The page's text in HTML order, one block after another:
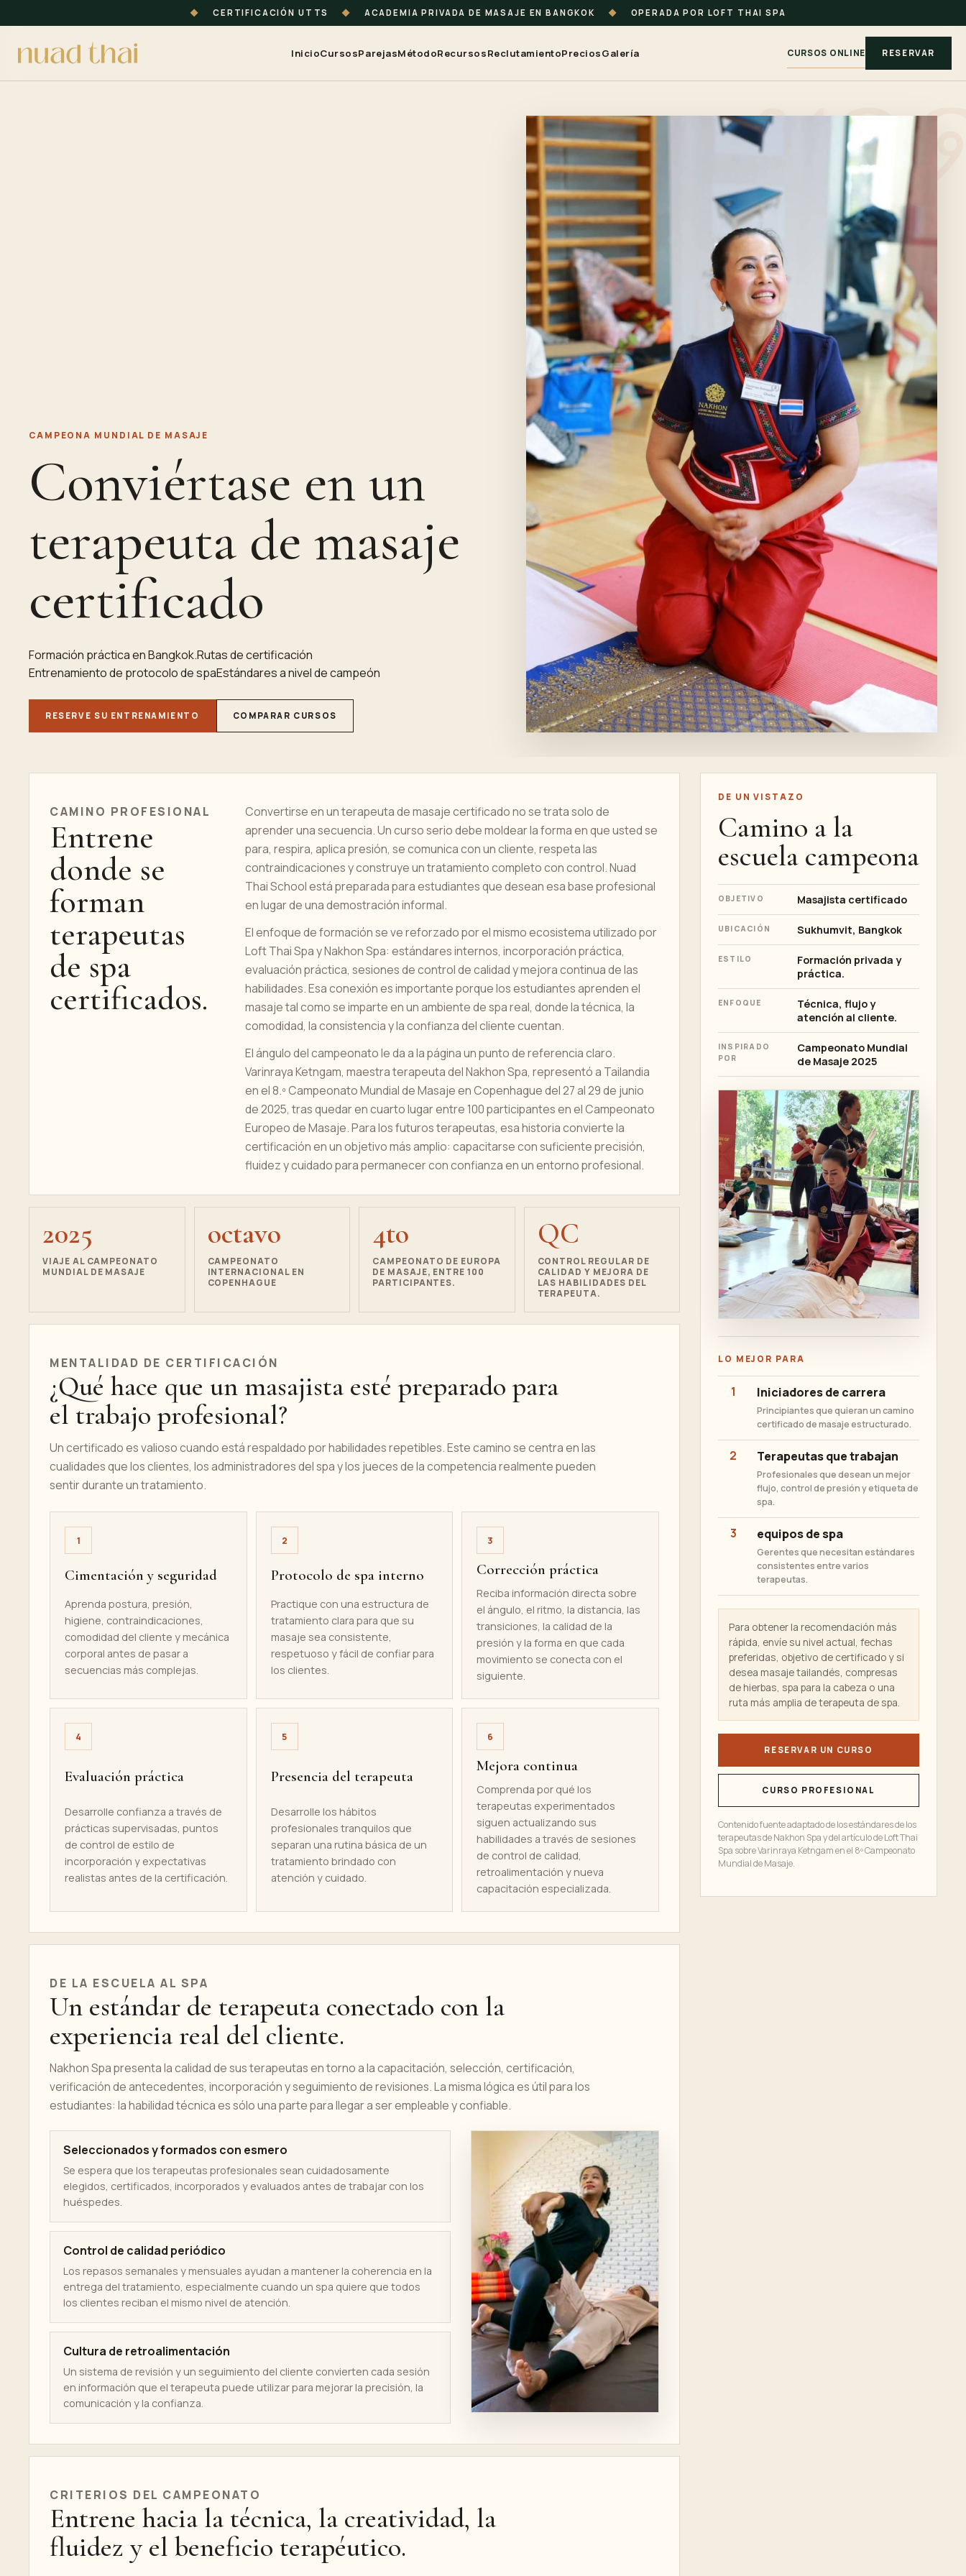
◆ CERTIFICACIÓN UTTS ◆ ACADEMIA PRIVADA DE MASAJE EN BANGKOK ◆ OPERADA POR LOFT THAI SPA
InicioCursosParejasMétodoRecursosReclutamientoPreciosGalería CURSOS ONLINE RESERVAR
CAMPEONA MUNDIAL DE MASAJE
Conviértase en un
terapeuta de masaje
certificado
Formación práctica en Bangkok.Rutas de certificación
Entrenamiento de protocolo de spaEstándares a nivel de campeón
RESERVE SU ENTRENAMIENTO COMPARAR CURSOS
CAMINO PROFESIONAL
Entrene
donde se
forman
terapeutas
de spa
certificados.
Convertirse en un terapeuta de masaje certificado no se trata solo de
aprender una secuencia. Un curso serio debe moldear la forma en que usted se
para, respira, aplica presión, se comunica con un cliente, respeta las
contraindicaciones y construye un tratamiento completo con control. Nuad
Thai School está preparada para estudiantes que desean esa base profesional
en lugar de una demostración informal.
El enfoque de formación se ve reforzado por el mismo ecosistema utilizado por
Loft Thai Spa y Nakhon Spa: estándares internos, incorporación práctica,
evaluación práctica, sesiones de control de calidad y mejora continua de las
habilidades. Esa conexión es importante porque los estudiantes aprenden el
masaje tal como se imparte en un ambiente de spa real, donde la técnica, la
comodidad, la consistencia y la confianza del cliente cuentan.
El ángulo del campeonato le da a la página un punto de referencia claro.
Varinraya Ketngam, maestra terapeuta del Nakhon Spa, representó a Tailandia
en el 8.º Campeonato Mundial de Masaje en Copenhague del 27 al 29 de junio
de 2025, tras quedar en cuarto lugar entre 100 participantes en el Campeonato
Europeo de Masaje. Para los futuros terapeutas, esa historia convierte la
certificación en un objetivo más amplio: capacitarse con suficiente precisión,
fluidez y cuidado para permanecer con confianza en un entorno profesional.
2025
VIAJE AL CAMPEONATO
MUNDIAL DE MASAJE
octavo
CAMPEONATO
INTERNACIONAL EN
COPENHAGUE
4to
CAMPEONATO DE EUROPA
DE MASAJE, ENTRE 100
PARTICIPANTES.
QC
CONTROL REGULAR DE
CALIDAD Y MEJORA DE
LAS HABILIDADES DEL
TERAPEUTA.
MENTALIDAD DE CERTIFICACIÓN
¿Qué hace que un masajista esté preparado para
el trabajo profesional?
Un certificado es valioso cuando está respaldado por habilidades repetibles. Este camino se centra en las
cualidades que los clientes, los administradores del spa y los jueces de la competencia realmente pueden
sentir durante un tratamiento.
1
Cimentación y seguridad
Aprenda postura, presión,
higiene, contraindicaciones,
comodidad del cliente y mecánica
corporal antes de pasar a
secuencias más complejas.
2
Protocolo de spa interno
Practique con una estructura de
tratamiento clara para que su
masaje sea consistente,
respetuoso y fácil de confiar para
los clientes.
3
Corrección práctica
Reciba información directa sobre
el ángulo, el ritmo, la distancia, las
transiciones, la calidad de la
presión y la forma en que cada
movimiento se conecta con el
siguiente.
4
Evaluación práctica
Desarrolle confianza a través de
prácticas supervisadas, puntos
de control de estilo de
incorporación y expectativas
realistas antes de la certificación.
5
Presencia del terapeuta
Desarrolle los hábitos
profesionales tranquilos que
separan una rutina básica de un
tratamiento brindado con
atención y cuidado.
6
Mejora continua
Comprenda por qué los
terapeutas experimentados
siguen actualizando sus
habilidades a través de sesiones
de control de calidad,
retroalimentación y nueva
capacitación especializada.
DE LA ESCUELA AL SPA
Un estándar de terapeuta conectado con la
experiencia real del cliente.
Nakhon Spa presenta la calidad de sus terapeutas en torno a la capacitación, selección, certificación,
verificación de antecedentes, incorporación y seguimiento de revisiones. La misma lógica es útil para los
estudiantes: la habilidad técnica es sólo una parte para llegar a ser empleable y confiable.
Seleccionados y formados con esmero
Se espera que los terapeutas profesionales sean cuidadosamente
elegidos, certificados, incorporados y evaluados antes de trabajar con los
huéspedes.
Control de calidad periódico
Los repasos semanales y mensuales ayudan a mantener la coherencia en la
entrega del tratamiento, especialmente cuando un spa quiere que todos
los clientes reciban el mismo nivel de atención.
Cultura de retroalimentación
Un sistema de revisión y un seguimiento del cliente convierten cada sesión
en información que el terapeuta puede utilizar para mejorar la precisión, la
comunicación y la confianza.
CRITERIOS DEL CAMPEONATO
Entrene hacia la técnica, la creatividad, la
fluidez y el beneficio terapéutico.
DE UN VISTAZO
Camino a la
escuela campeona
OBJETIVO Masajista certificado
UBICACIÓN Sukhumvit, Bangkok
ESTILO
Formación privada y
práctica.
ENFOQUE
Técnica, flujo y
atención al cliente.
INSPIRADO
POR
Campeonato Mundial
de Masaje 2025
LO MEJOR PARA
1 Iniciadores de carrera
Principiantes que quieran un camino
certificado de masaje estructurado.
2 Terapeutas que trabajan
Profesionales que desean un mejor
flujo, control de presión y etiqueta de
spa.
3 equipos de spa
Gerentes que necesitan estándares
consistentes entre varios
terapeutas.
Para obtener la recomendación más
rápida, envíe su nivel actual, fechas
preferidas, objetivo de certificado y si
desea masaje tailandés, compresas
de hierbas, spa para la cabeza o una
ruta más amplia de terapeuta de spa.
RESERVAR UN CURSO
CURSO PROFESIONAL
Contenido fuente adaptado de los estándares de los
terapeutas de Nakhon Spa y del artículo de Loft Thai
Spa sobre Varinraya Ketngam en el 8º Campeonato
Mundial de Masaje.